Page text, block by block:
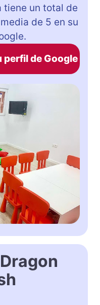
tiene un total de
de 5 en su
perfil de Google